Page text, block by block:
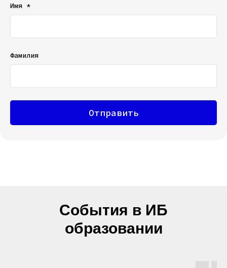
Имя *
Фамилия
Отправить
События в ИБ
образовании